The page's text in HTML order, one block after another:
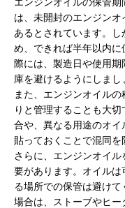
は、未開封のエンジン
あるとされています。
め、できれば半年以内
際には、製造日や使用
庫を避けるようにしまし
また、エンジンオイル
りと管理することも大
合や、異なる用途のオ
貼っておくことで混同を
さらに、エンジンオイ
要があります。オイル
る場所での保管は避け
場合は、ストーブやヒ